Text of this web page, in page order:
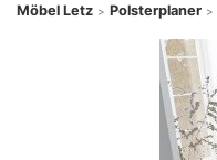
Möbel Letz > Polsterplaner >
Polsterplaner